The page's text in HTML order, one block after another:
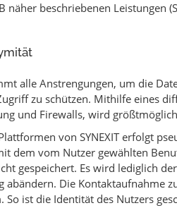
näher beschriebenen Leistungen
alle Anstrengungen, um die
zu schützen. Mithilfe eines
und Firewalls, wird
von SYNEXIT erfolgt
dem vom Nutzer gewählten
gespeichert. Es wird lediglich
abändern. Die Kontaktaufnahme
So ist die Identität des Nutzers